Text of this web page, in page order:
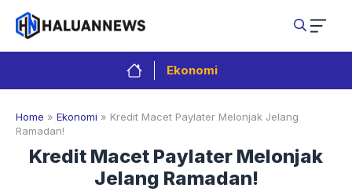
Langsung
isi
Ekonomi
Home » Ekonomi » Kredit Macet Paylater Melonjak Jelang
Ramadan!
Kredit Macet Paylater Melonjak
Jelang Ramadan!